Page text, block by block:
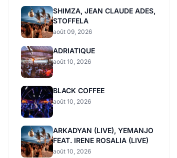
SHIMZA, JEAN CLAUDE ADES,
STOFFELA
août 09, 2026
ADRIATIQUE
août 10, 2026
BLACK COFFEE
août 10, 2026
ARKADYAN (LIVE), YEMANJO
FEAT. IRENE ROSALIA (LIVE)
août 10, 2026